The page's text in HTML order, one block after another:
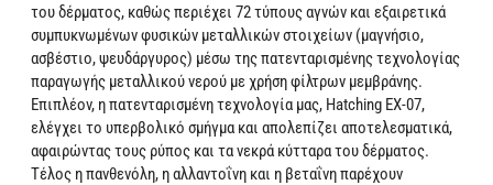
του δέρματος, καθώς περιέχει 72 τύπους αγνών και εξαιρετικά
συμπυκνωμένων φυσικών μεταλλικών στοιχείων (μαγνήσιο,
ασβέστιο, ψευδάργυρος) μέσω της πατενταρισμένης τεχνολογίας
παραγωγής μεταλλικού νερού με χρήση φίλτρων μεμβράνης.
Επιπλέον, η πατενταρισμένη τεχνολογία μας, Hatching EX-07,
ελέγχει το υπερβολικό σμήγμα και απολεπίζει αποτελεσματικά,
αφαιρώντας τους ρύπος και τα νεκρά κύτταρα του δέρματος.
Τέλος η πανθενόλη, η αλλαντοΐνη και η βεταΐνη παρέχουν